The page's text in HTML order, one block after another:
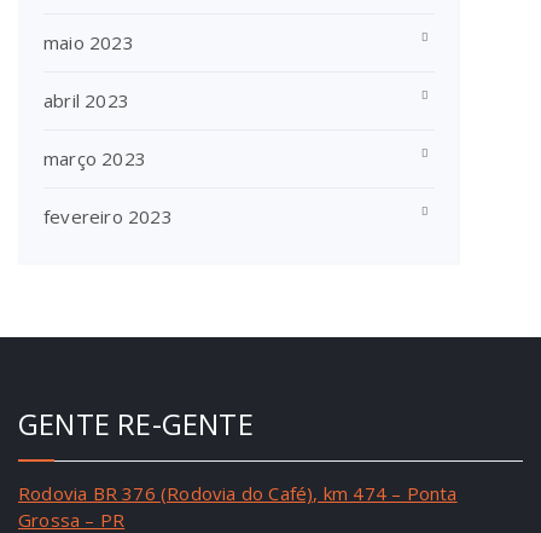
maio 2023
abril 2023
março 2023
fevereiro 2023
GENTE RE-GENTE
Rodovia BR 376 (Rodovia do Café), km 474 – Ponta
Grossa – PR